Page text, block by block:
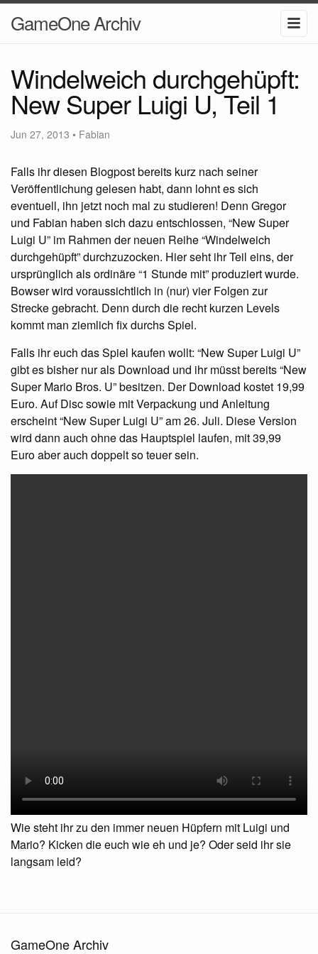
GameOne Archiv
Windelweich durchgehüpft:
New Super Luigi U, Teil 1
Jun 27, 2013 • Fabian
Falls ihr diesen Blogpost bereits kurz nach seiner
Veröffentlichung gelesen habt, dann lohnt es sich
eventuell, ihn jetzt noch mal zu studieren! Denn Gregor
und Fabian haben sich dazu entschlossen, “New Super
Luigi U” im Rahmen der neuen Reihe “Windelweich
durchgehüpft” durchzuzocken. Hier seht ihr Teil eins, der
ursprünglich als ordinäre “1 Stunde mit” produziert wurde.
Bowser wird voraussichtlich in (nur) vier Folgen zur
Strecke gebracht. Denn durch die recht kurzen Levels
kommt man ziemlich fix durchs Spiel.
Falls ihr euch das Spiel kaufen wollt: “New Super Luigi U”
gibt es bisher nur als Download und ihr müsst bereits “New
Super Mario Bros. U” besitzen. Der Download kostet 19,99
Euro. Auf Disc sowie mit Verpackung und Anleitung
erscheint “New Super Luigi U” am 26. Juli. Diese Version
wird dann auch ohne das Hauptspiel laufen, mit 39,99
Euro aber auch doppelt so teuer sein.
Wie steht ihr zu den immer neuen Hüpfern mit Luigi und
Mario? Kicken die euch wie eh und je? Oder seid ihr sie
langsam leid?
GameOne Archiv